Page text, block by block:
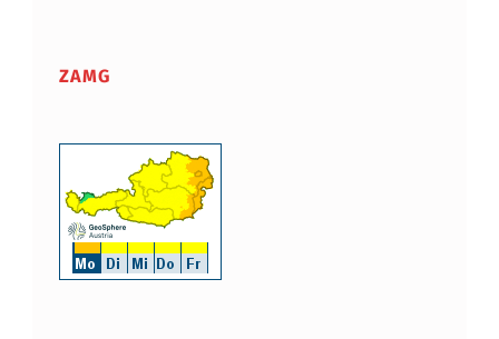
I
E
K
T
O
ZAMG